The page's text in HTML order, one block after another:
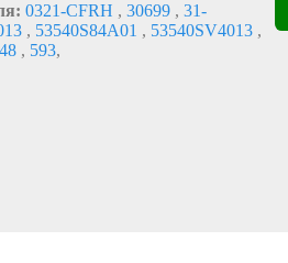
0321-CFRH , 30699 , 31-
, 53540S84A01 , 53540SV4013 ,
, 593,